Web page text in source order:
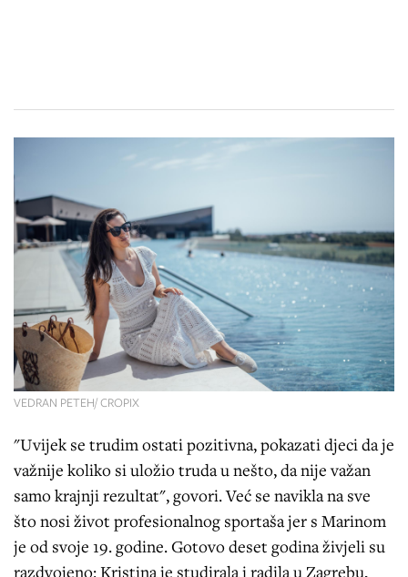
VEDRAN PETEH/ CROPIX
"Uvijek se trudim ostati pozitivna, pokazati djeci da je
važnije koliko si uložio truda u nešto, da nije važan
samo krajnji rezultat", govori. Već se navikla na sve
što nosi život profesionalnog sportaša jer s Marinom
je od svoje 19. godine. Gotovo deset godina živjeli su
razdvojeno: Kristina je studirala i radila u Zagrebu,